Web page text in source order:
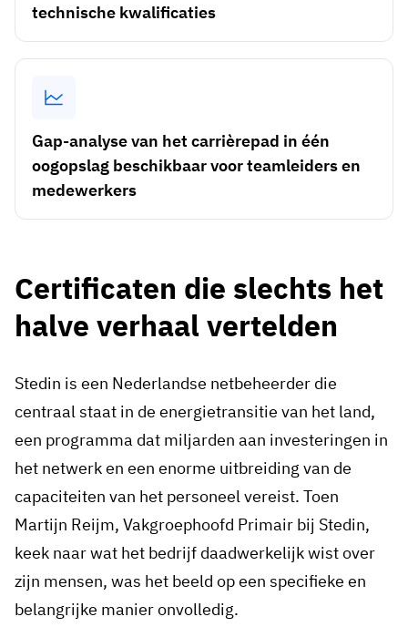
technische kwalificaties
Gap-analyse van het carrièrepad in één
oogopslag beschikbaar voor teamleiders en
medewerkers
Certificaten die slechts het
halve verhaal vertelden
Stedin is een Nederlandse netbeheerder die
centraal staat in de energietransitie van het land,
een programma dat miljarden aan investeringen in
het netwerk en een enorme uitbreiding van de
capaciteiten van het personeel vereist. Toen
Martijn Reijm, Vakgroephoofd Primair bij Stedin,
keek naar wat het bedrijf daadwerkelijk wist over
zijn mensen, was het beeld op een specifieke en
belangrijke manier onvolledig.